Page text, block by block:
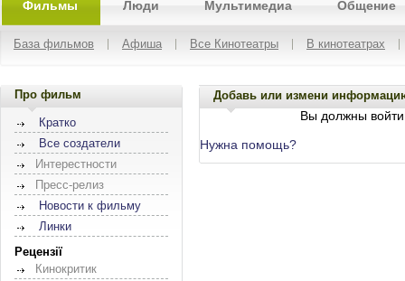
Фильмы Люди Мультимедиа Общение
База фильмов Афиша Все Кинотеатры В кинотеатрах
Про фильм
Кратко
Все создатели
Интерестности
Пресс-релиз
Новости к фильму
Линки
Рецензії
Кинокритик
Добавь или измени
Вы должны
Нужна помощь?